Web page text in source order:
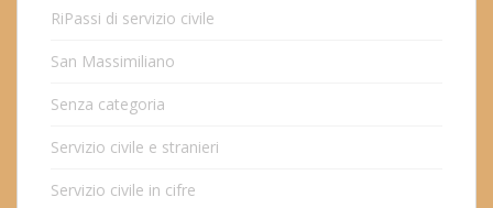
RiPassi di servizio civile
San Massimiliano
Senza categoria
Servizio civile e stranieri
Servizio civile in cifre